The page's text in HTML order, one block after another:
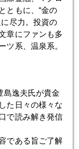
ともに、“金の
尽力。投資の
章にファンも多
ツ系、温泉系。
島逸夫氏が貴金
た日々の様々な
で読み解き発信
である旨ご了解